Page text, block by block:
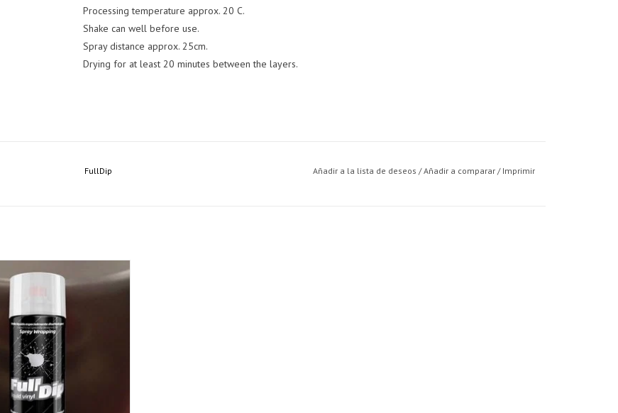
Processing temperature approx. 20 C.
Shake can well before use.
Spray distance approx. 25cm.
Drying for at least 20 minutes between the layers.
FullDip Añadir a la lista de deseos /Añadir a comparar / Imprimir
AÑADIR A LA CESTA